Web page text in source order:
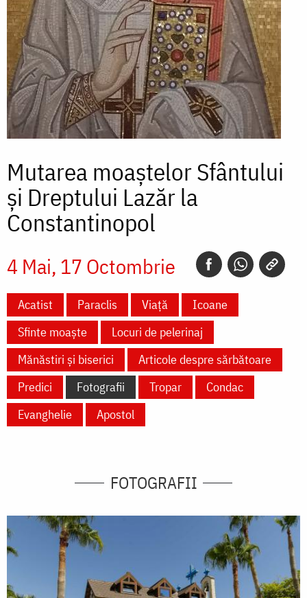
Mutarea moaștelor Sfântului
și Dreptului Lazăr la
Constantinopol
4 Mai 17 Octombrie
Acatist Paraclis Viață
Icoane
Sfinte moaște
Locuri de pelerinaj
Mănăstiri și biserici
Articole despre sărbătoare
Predici
Fotografii Tropar
Condac
Evanghelie
Apostol
FOTOGRAFII